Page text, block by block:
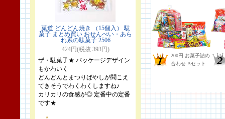
菓道 どんどん焼き （15個入） 駄
菓子 まとめ買い おせんべい・あら
れ系の駄菓子 2506
424円(税抜 393円)
ザ・駄菓子★ パッケージデザイン
もかわいく
どんどんとまつりばやしが聞こえ
てきそうでわくわくしますね♪
カリカリの食感が◎ 定番中の定番
です★